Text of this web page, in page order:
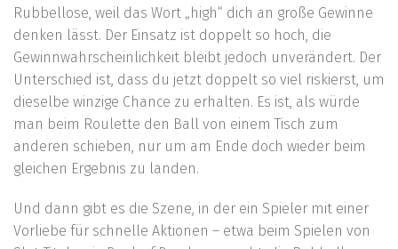
Rubbellose, weil das Wort „high“ dich an große Gewinne
denken lässt. Der Einsatz ist doppelt so hoch, die
Gewinnwahrscheinlichkeit bleibt jedoch unverändert. Der
Unterschied ist, dass du jetzt doppelt so viel riskierst, um
dieselbe winzige Chance zu erhalten. Es ist, als würde
man beim Roulette den Ball von einem Tisch zum
anderen schieben, nur um am Ende doch wieder beim
gleichen Ergebnis zu landen.
Und dann gibt es die Szene, in der ein Spieler mit einer
Vorliebe für schnelle Aktionen – etwa beim Spielen von